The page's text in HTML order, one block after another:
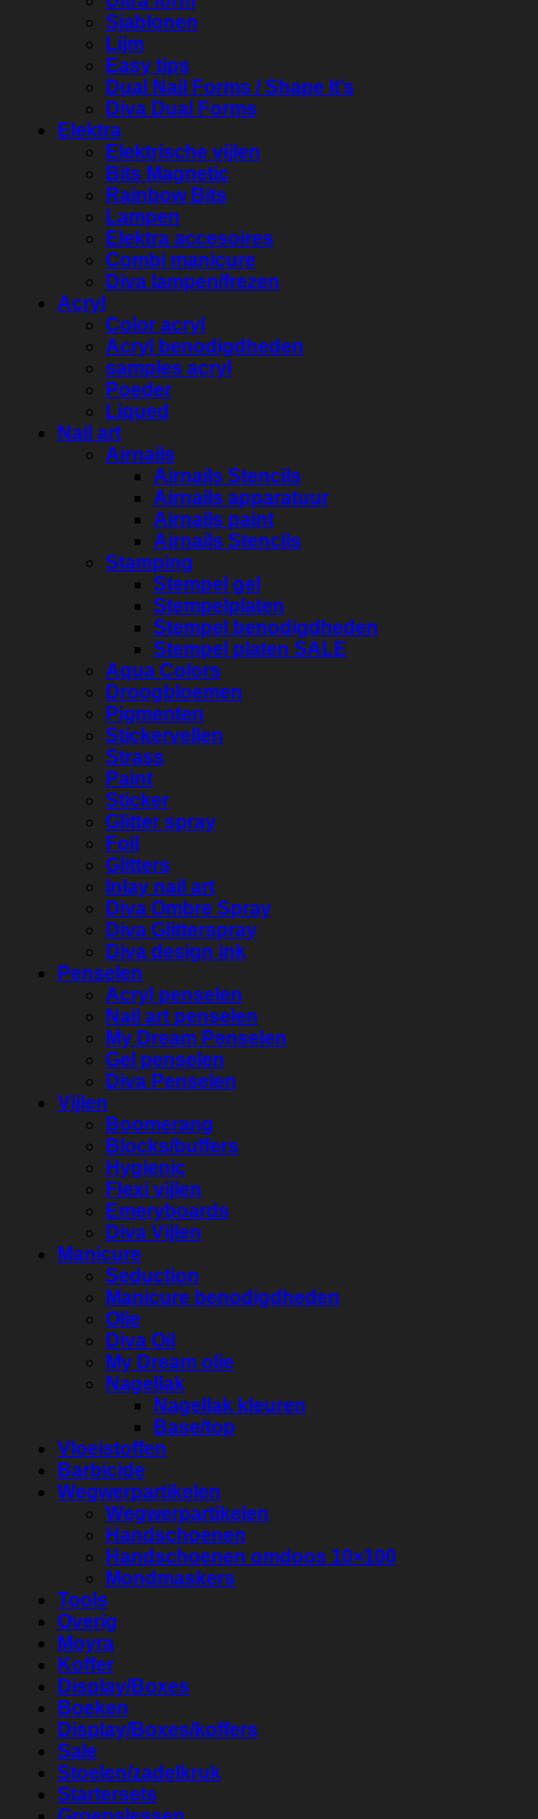
Sjablonen
Lijm
Easy tips
Dual Nail Forms / Shape It’s
Diva Dual Forms
Elektra
Elektrische vijlen
Bits Magnetic
Rainbow Bits
Lampen
Elektra accesoires
Combi manicure
Diva lampen/frezen
Acryl
Color acryl
Acryl benodigdheden
samples acryl
Poeder
Liqued
Nail art
Airnails
Airnails Stencils
Airnails apparatuur
Airnails paint
Airnails Stencils
Stamping
Stempel gel
Stempelplaten
Stempel benodigdheden
Stempel platen SALE
Aqua Colors
Droogbloemen
Pigmenten
Stickervellen
Strass
Paint
Sticker
Glitter spray
Foil
Glitters
Inlay nail art
Diva Ombre Spray
Diva Glitterspray
Diva design ink
Penselen
Acryl penselen
Nail art penselen
My Dream Penselen
Gel penselen
Diva Penselen
Vijlen
Boomerang
Blocks/buffers
Hygienic
Flexi vijlen
Emeryboards
Diva Vijlen
Manicure
Seduction
Manicure benodigdheden
Olie
Diva Oil
My Dream olie
Nagellak
Nagellak kleuren
Base/top
Vloeistoffen
Barbicide
Wegwerpartikelen
Wegwerpartikelen
Handschoenen
Handschoenen omdoos 10×100
Mondmaskers
Tools
Overig
Moyra
Koffer
Display/Boxes
Boeken
Display/Boxes/koffers
Sale
Stoelen/zadelkruk
Startersets